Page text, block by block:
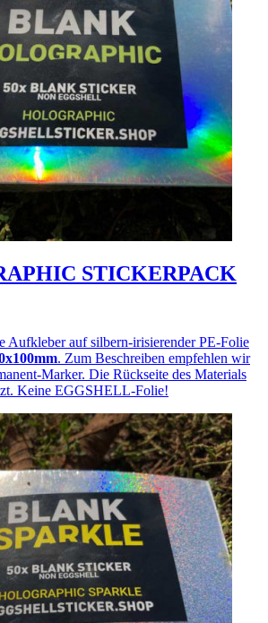
STICKERPACK
Aufkleber auf silbern-irisierender PE-Folie
. Zum Beschreiben empfehlen wir
Marker. Die Rückseite des Materials
Keine EGGSHELL-Folie!